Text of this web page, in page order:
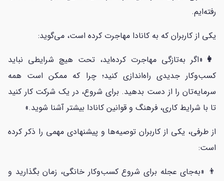
رفته‌ایم.
یکی از کاربران که به کانادا مهاجرت کرده است، می‌گوید:
👩 «اگر به‌تازگی مهاجرت کرده‌اید، تحت هیچ شرایطی نباید
کسب‌وکار جدیدی راه‌اندازی کنید؛ چرا که ممکن است همه
سرمایه‌تان را از دست بدهید. برای شروع، در یک شرکت کار کنید
تا با شرایط کاری، فرهنگ و قوانین کانادا بیشتر آشنا شوید.»
از طرفی، یکی از کاربران توصیه‌ها و پیشنهادی مهمی را ذکر کرده
است:
👨 «به‌جای عجله برای شروع کسب‌وکار خانگی، زمان بگذارید و